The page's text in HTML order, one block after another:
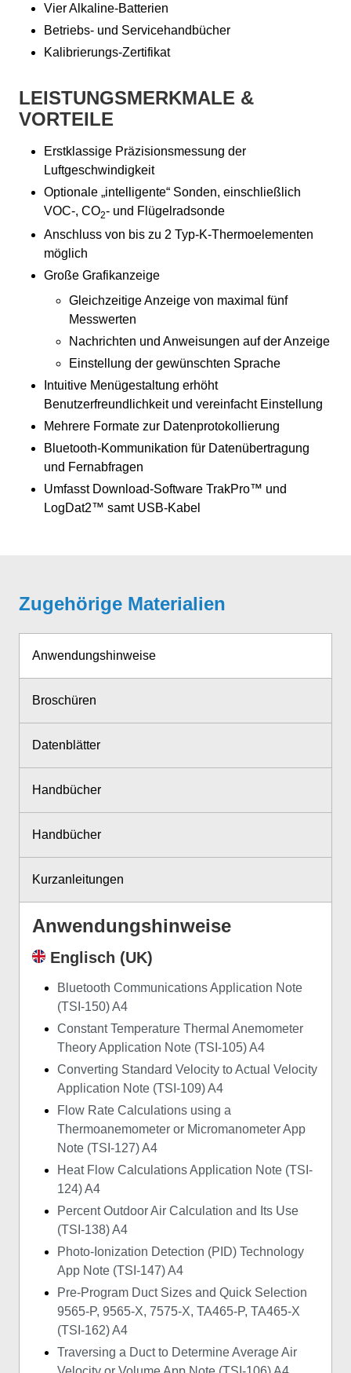
Vier Alkaline-Batterien
Betriebs- und Servicehandbücher
Kalibrierungs-Zertifikat
LEISTUNGSMERKMALE &
VORTEILE
Erstklassige Präzisionsmessung der
Luftgeschwindigkeit
Optionale „intelligente“ Sonden, einschließlich
VOC-, CO2- und Flügelradsonde
Anschluss von bis zu 2 Typ-K-Thermoelementen
möglich
Große Grafikanzeige
Gleichzeitige Anzeige von maximal fünf
Messwerten
Nachrichten und Anweisungen auf der Anzeige
Einstellung der gewünschten Sprache
Intuitive Menügestaltung erhöht
Benutzerfreundlichkeit und vereinfacht Einstellung
Mehrere Formate zur Datenprotokollierung
Bluetooth-Kommunikation für Datenübertragung
und Fernabfragen
Umfasst Download-Software TrakPro™ und
LogDat2™ samt USB-Kabel
Zugehörige Materialien
Anwendungshinweise
Broschüren
Datenblätter
Handbücher
Handbücher
Kurzanleitungen
Anwendungshinweise
Englisch (UK)
Bluetooth Communications Application Note
(TSI-150) A4
Constant Temperature Thermal Anemometer
Theory Application Note (TSI-105) A4
Converting Standard Velocity to Actual Velocity
Application Note (TSI-109) A4
Flow Rate Calculations using a
Thermoanemometer or Micromanometer App
Note (TSI-127) A4
Heat Flow Calculations Application Note (TSI-
124) A4
Percent Outdoor Air Calculation and Its Use
(TSI-138) A4
Photo-Ionization Detection (PID) Technology
App Note (TSI-147) A4
Pre-Program Duct Sizes and Quick Selection
9565-P, 9565-X, 7575-X, TA465-P, TA465-X
(TSI-162) A4
Traversing a Duct to Determine Average Air